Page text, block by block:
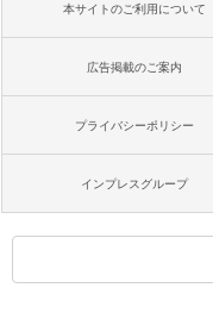
本サイトのご利用について
広告掲載のご案内
プライバシーポリシー
インプレスグループ